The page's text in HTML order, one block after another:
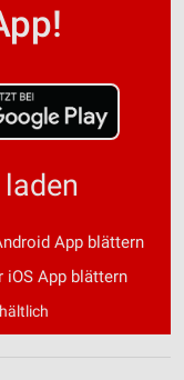
App blättern
iOS App blättern